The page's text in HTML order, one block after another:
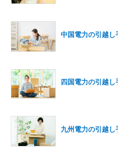
中国電力の引越し
四国電力の引越
九州電力の引越